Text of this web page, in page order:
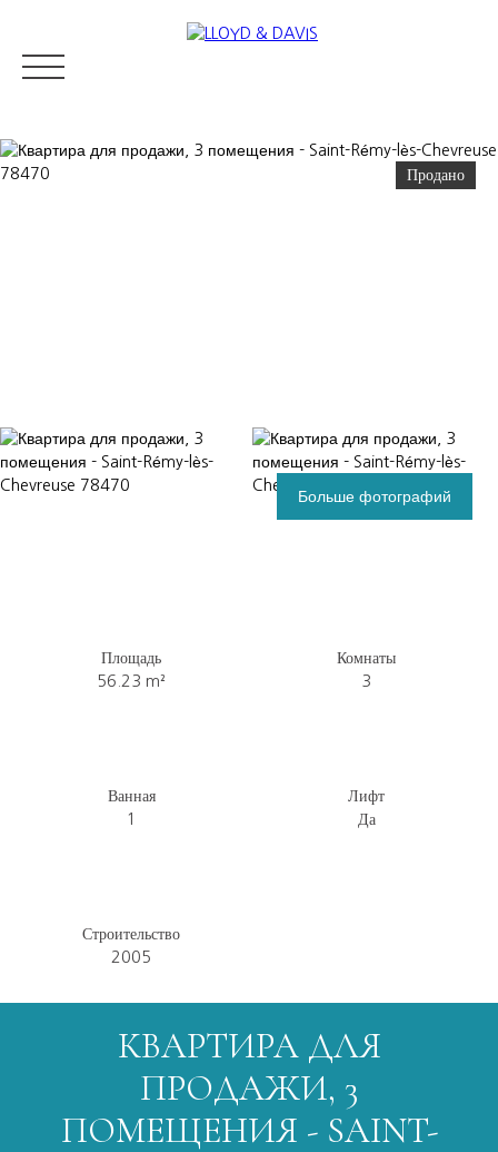
Продано
Больше фотографий
Площадь
56.23 m²
Комнаты
3
Ванная
1
Лифт
Да
Строительство
2005
КВАРТИРА ДЛЯ
ПРОДАЖИ, 3
ПОМЕЩЕНИЯ - SAINT-